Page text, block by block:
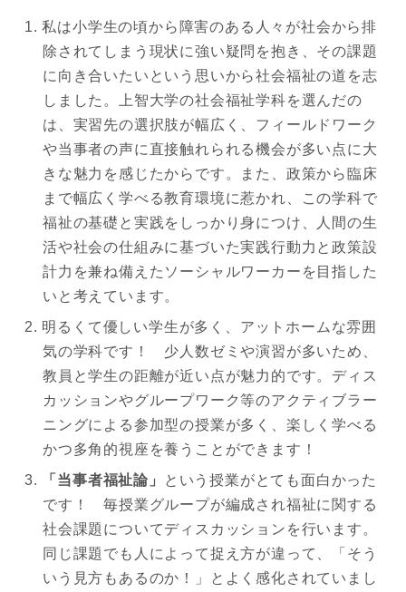
私は小学生の頃から障害のある人々が社会から排
除されてしまう現状に強い疑問を抱き、その課題
に向き合いたいという思いから社会福祉の道を志
しました。上智大学の社会福祉学科を選んだの
は、実習先の選択肢が幅広く、フィールドワーク
や当事者の声に直接触れられる機会が多い点に大
きな魅力を感じたからです。また、政策から臨床
まで幅広く学べる教育環境に惹かれ、この学科で
福祉の基礎と実践をしっかり身につけ、人間の生
活や社会の仕組みに基づいた実践行動力と政策設
計力を兼ね備えたソーシャルワーカーを目指した
いと考えています。
明るくて優しい学生が多く、アットホームな雰囲
気の学科です！ 少人数ゼミや演習が多いため、
教員と学生の距離が近い点が魅力的です。ディス
カッションやグループワーク等のアクティブラー
ニングによる参加型の授業が多く、楽しく学べる
かつ多角的視座を養うことができます！
「当事者福祉論」
という授業がとても面白かった
です！ 毎授業グループが編成され福祉に関する
社会課題についてディスカッションを行います。
同じ課題でも人によって捉え方が違って、「そう
いう見方もあるのか！」とよく感化されていまし